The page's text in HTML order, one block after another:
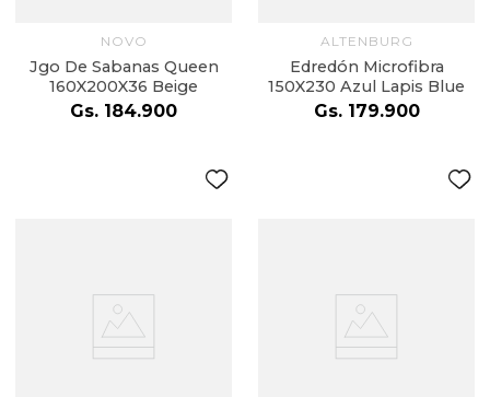
NOVO
Jgo De Sabanas Queen
160X200X36 Beige
Gs. 184.900
ALTENBURG
Edredón Microfibra
150X230 Azul Lapis Blue
Gs. 179.900